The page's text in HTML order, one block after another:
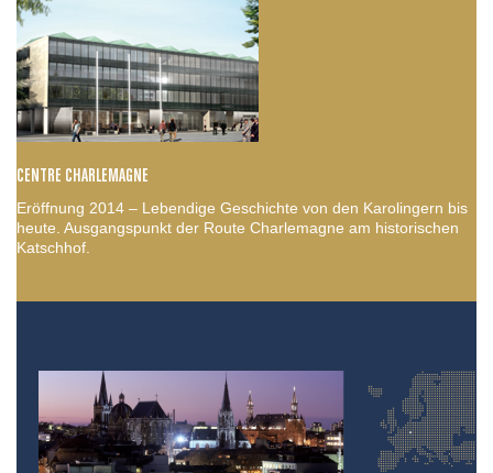
CENTRE CHARLEMAGNE
Eröffnung 2014 – Lebendige Geschichte von den Karolingern bis
heute. Ausgangspunkt der Route Charlemagne am historischen
Katschhof.